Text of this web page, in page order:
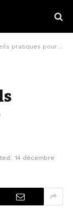
pour une silhouette tonique
14 décembre